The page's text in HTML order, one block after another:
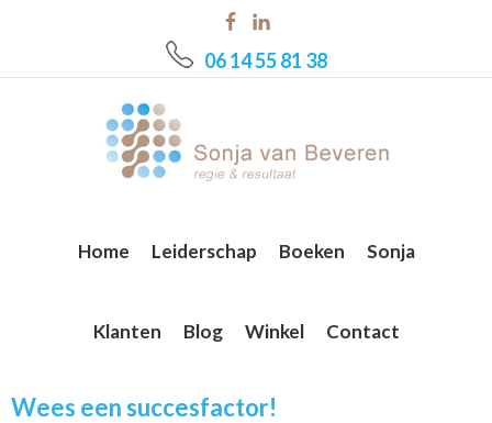
06 14 55 81 38
Home Leiderschap Boeken Sonja
Klanten Blog Winkel Contact
Wees een succesfactor!